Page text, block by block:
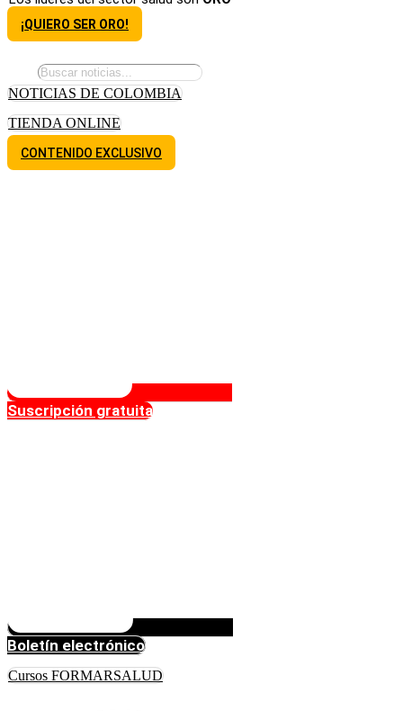
¡QUIERO SER ORO!
NOTICIAS DE COLOMBIA
TIENDA ONLINE
CONTENIDO EXCLUSIVO
Suscripción gratuita
Boletín electrónico
Cursos FORMARSALUD